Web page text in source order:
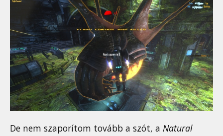
De nem szaporítom tovább a szót, a Natural